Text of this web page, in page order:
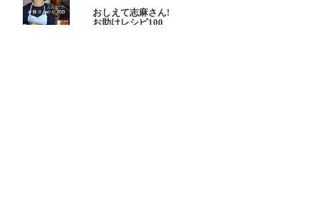
おしえて志麻さん!
お助けレシピ100